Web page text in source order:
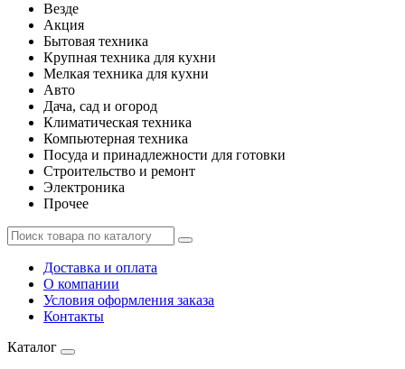
Везде
Акция
Бытовая техника
Крупная техника для кухни
Мелкая техника для кухни
Авто
Дача, сад и огород
Климатическая техника
Компьютерная техника
Посуда и принадлежности для готовки
Строительство и ремонт
Электроника
Прочее
Доставка и оплата
О компании
Условия оформления заказа
Контакты
Каталог